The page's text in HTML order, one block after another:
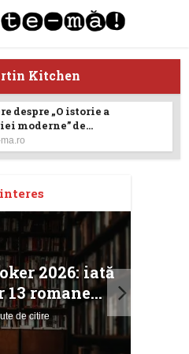
Kitchen
despre „O istorie a
moderne” de...
2026: iată
romane...
de citire